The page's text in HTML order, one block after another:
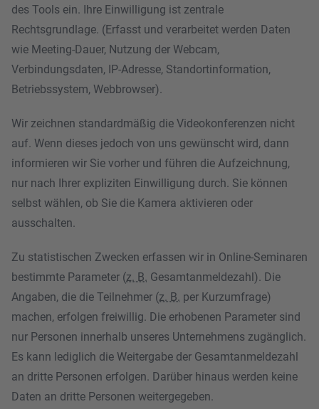
des Tools ein. Ihre Einwilligung ist zentrale
Rechtsgrundlage. (Erfasst und verarbeitet werden Daten
wie Meeting-Dauer, Nutzung der Webcam,
Verbindungsdaten, IP-Adresse, Standortinformation,
Betriebssystem, Webbrowser).
Wir zeichnen standardmäßig die Videokonferenzen nicht
auf. Wenn dieses jedoch von uns gewünscht wird, dann
informieren wir Sie vorher und führen die Aufzeichnung,
nur nach Ihrer expliziten Einwilligung durch. Sie können
selbst wählen, ob Sie die Kamera aktivieren oder
ausschalten.
Zu statistischen Zwecken erfassen wir in Online-Seminaren
bestimmte Parameter (z. B. Gesamtanmeldezahl). Die
Angaben, die die Teilnehmer (z. B. per Kurzumfrage)
machen, erfolgen freiwillig. Die erhobenen Parameter sind
nur Personen innerhalb unseres Unternehmens zugänglich.
Es kann lediglich die Weitergabe der Gesamtanmeldezahl
an dritte Personen erfolgen. Darüber hinaus werden keine
Daten an dritte Personen weitergegeben.